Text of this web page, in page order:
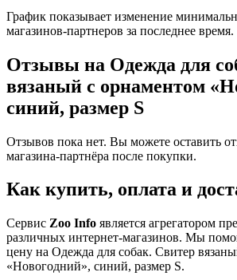
График показывает изменение
магазинов-партнеров за последнее время.
Отзывы на Одежда для
вязаный с орнаментом
синий, размер S
Отзывов пока нет. Вы можете оставить
магазина-партнёра после покупки.
Как купить, оплата и
Сервис Zoo Info является агрегатором
различных интернет-магазинов. Мы
цену на Одежда для собак. Свитер
«Новогодний», синий, размер S.